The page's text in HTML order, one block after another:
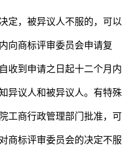
，被异议人不服的，可以
向商标评审委员会申请复
收到申请之日起十二个月内
异议人和被异议人。有特殊
工商行政管理部门批准，可
商标评审委员会的决定不服